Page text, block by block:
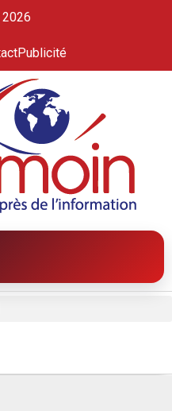
Publicité